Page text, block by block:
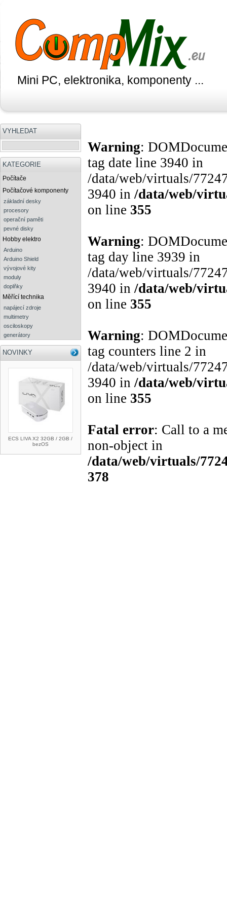
Mini PC, elektronika, komponenty ...
VYHLEDAT
KATEGORIE
Počítače
Počítačové komponenty
základní desky
procesory
operační paměti
pevné disky
Hobby elektro
Arduino
Arduino Shield
vývojové kity
moduly
doplňky
Měřící technika
napájecí zdroje
multimetry
osciloskopy
generátory
NOVINKY
ECS LIVA X2 32GB / 2GB /
bezOS
Warning:
tag date line 3940 in
/data/web/virtuals/
3940 in/data/web/
on line 355
Warning:
tag day line 3939 in
/data/web/virtuals/
3940 in/data/web/
on line 355
Warning:
tag counters line 2 in
/data/web/virtuals/
3940 in/data/web/
on line 355
Fatal error: Call to a
non-object in
/data/web/virtuals/
378